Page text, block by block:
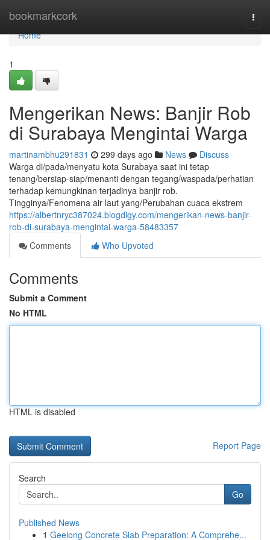
bookmarkcork
Home
Home
1
Mengerikan News: Banjir Rob
di Surabaya Mengintai Warga
martinambhu291831 299 days ago News
Discuss
Warga di/pada/menyatu kota Surabaya saat ini tetap
tenang/bersiap-siap/menanti dengan tegang/waspada/perhatian
terhadap kemungkinan terjadinya banjir rob.
Tingginya/Fenomena air laut yang/Perubahan cuaca ekstrem
https://albertnryc387024.blogdigy.com/mengerikan-news-banjir-
rob-di-surabaya-mengintai-warga-58483357
Comments
Who Upvoted
Comments
Submit a Comment
No HTML
HTML is disabled
Report Page
Search
Go
Published News
1 Geelong Concrete Slab Preparation: A Comprehe...